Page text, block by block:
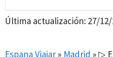
Última actualización: 27/
Espana Viajar » Madrid » ▷